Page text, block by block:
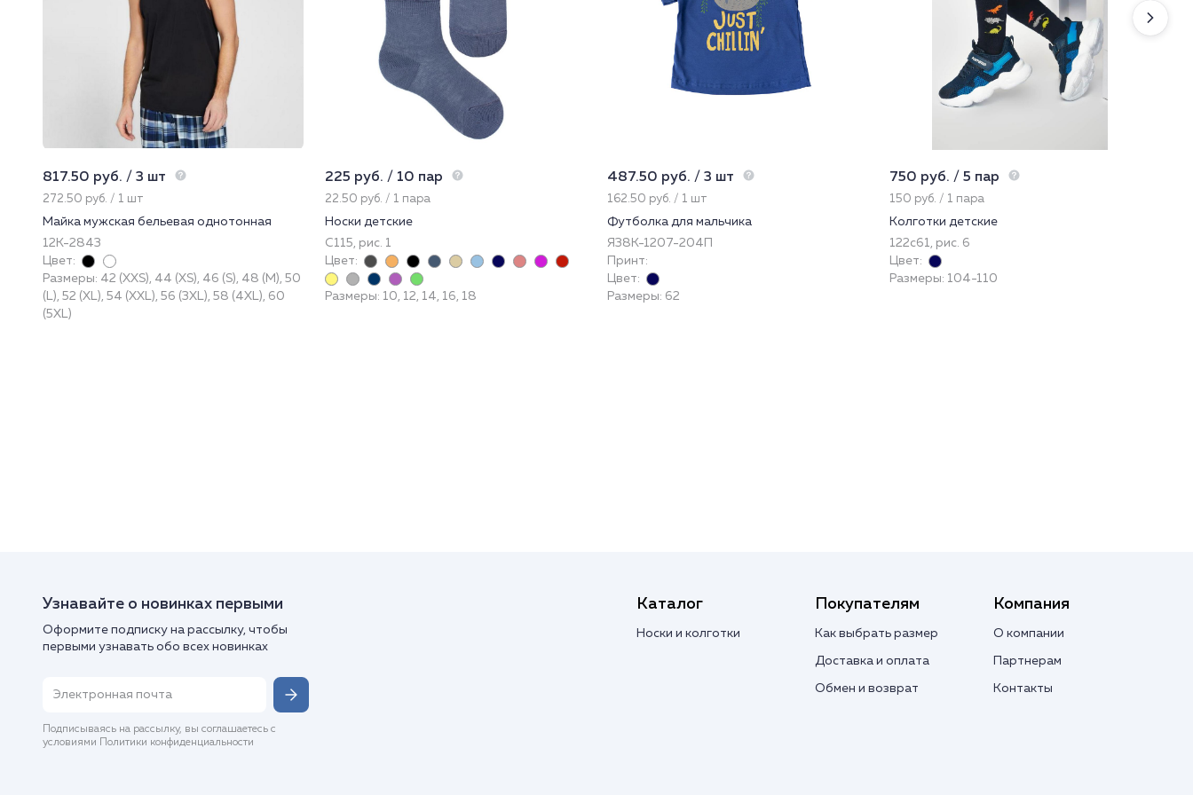
817.50 руб. / 3 шт
272.50 руб. / 1 шт
Майка мужская бельевая однотонная
12К-2843
Цвет:
Размеры: 42 (XXS), 44 (XS), 46 (S), 48 (M), 50
(L), 52 (XL), 54 (XXL), 56 (3XL), 58 (4XL), 60
(5XL)
225 руб. / 10 пар
22.50 руб. / 1 пара
Носки детские
С115, рис. 1
Цвет:
Размеры: 10, 12, 14, 16, 18
487.50 руб. / 3 шт
162.50 руб. / 1 шт
Футболка для мальчика
Я38К-1207-204П
Принт:
Цвет:
Размеры: 62
750 руб. / 5 пар
150 руб. / 1 пара
Колготки детские
122с61, рис. 6
Цвет:
Размеры: 104-110
Узнавайте о новинках первыми
Оформите подписку на рассылку, чтобы
первыми узнавать обо всех новинках
Подписываясь на рассылку, вы соглашаетесь с
условиями Политики конфиденциальности
Каталог
Носки и колготки
Покупателям
Как выбрать размер
Доставка и оплата
Обмен и возврат
Компания
О компании
Партнерам
Контакты